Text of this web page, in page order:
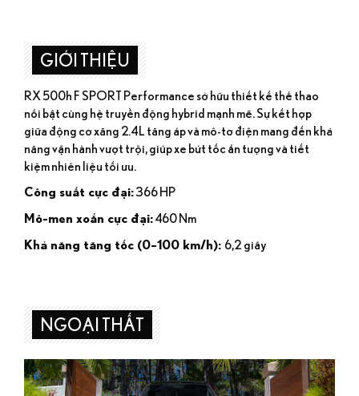
GIỚI THIỆU
RX 500h F SPORT Performance sở hữu thiết kế thể thao
nổi bật cùng hệ truyền động hybrid mạnh mẽ. Sự kết hợp
giữa động cơ xăng 2.4L tăng áp và mô-tơ điện mang đến khả
năng vận hành vượt trội, giúp xe bứt tốc ấn tượng và tiết
kiệm nhiên liệu tối ưu.
Công suất cực đại:366 HP
Mô-men xoắn cực đại:460 Nm
Khả năng tăng tốc (0–100 km/h): 6,2 giây
NGOẠI THẤT